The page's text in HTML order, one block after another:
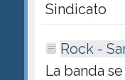
Sindicato
Rock -
La banda